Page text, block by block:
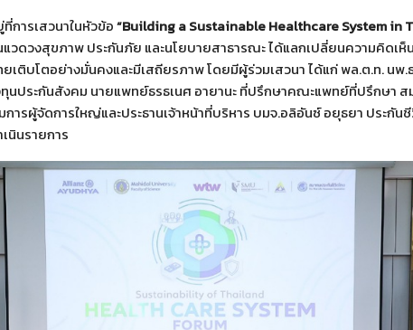
การเสวนาในหัวข้อ“Building a Sustainable Healthcare System in
ดวงสุขภาพ ประกันภัย และนโยบายสาธารณะ ได้แลกเปลี่ยนความคิดเห็
เติบโตอย่างมั่นคงและมีเสถียรภาพ โดยมีผู้ร่วมเสวนา ได้แก่ พล.ต.ท. นพ.ธ
นประกันสังคม นายแพทย์ธรธเนศ อายานะ ที่ปรึกษาคณะแพทย์ที่ปรึกษา ส
การผู้จัดการใหญ่และประธานเจ้าหน้าที่บริหาร บมจ.อลิอันซ์ อยุธยา ประกั
นินรายการ